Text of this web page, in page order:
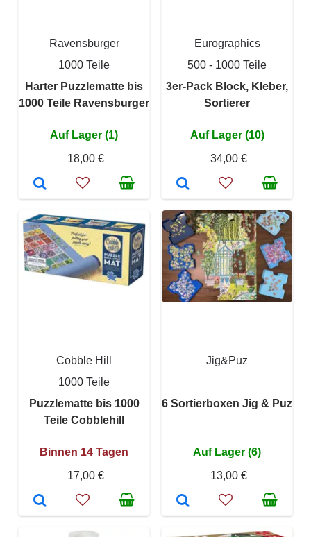
Ravensburger
1000 Teile
Harter Puzzlematte bis
1000 Teile Ravensburger
Auf Lager (1)
18,00 €
Eurographics
500 - 1000 Teile
3er-Pack Block, Kleber,
Sortierer
Auf Lager (10)
34,00 €
Cobble Hill
1000 Teile
Puzzlematte bis 1000
Teile Cobblehill
Binnen 14 Tagen
17,00 €
Jig&Puz
6 Sortierboxen Jig & Puz
Auf Lager (6)
13,00 €